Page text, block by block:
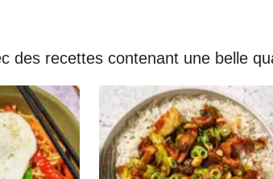
des recettes contenant une belle